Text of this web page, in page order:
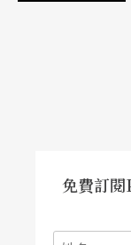
免費訂